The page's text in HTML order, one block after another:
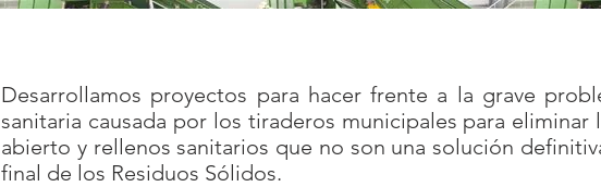
Desarrollamos proyectos para hacer frente a la grave
sanitaria causada por los tiraderos municipales para eliminar
abierto y rellenos sanitarios que no son una solución
final de los Residuos Sólidos.